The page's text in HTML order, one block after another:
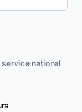
national